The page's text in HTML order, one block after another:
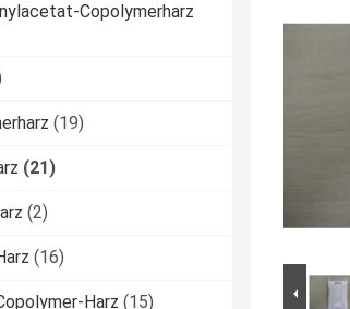
Copolymerharz
(19)
(21)
(2)
(16)
Harz (15)